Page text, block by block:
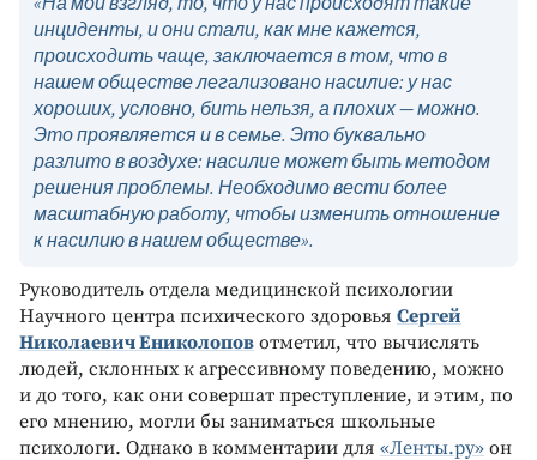
инциденты, и они стали, как мне кажется,
происходить чаще, заключается в том, что в
нашем обществе легализовано насилие: у нас
хороших, условно, бить нельзя, а плохих — можно.
Это проявляется и в семье. Это буквально
разлито в воздухе: насилие может быть методом
решения проблемы. Необходимо вести более
масштабную работу, чтобы изменить отношение
к насилию в нашем обществе».
Руководитель отдела медицинской психологии
Научного центра психического здоровья Сергей
Николаевич Ениколопов отметил, что вычислять
людей, склонных к агрессивному поведению, можно
и до того, как они совершат преступление, и этим, по
его мнению, могли бы заниматься школьные
психологи. Однако в комментарии для «Ленты.ру» он